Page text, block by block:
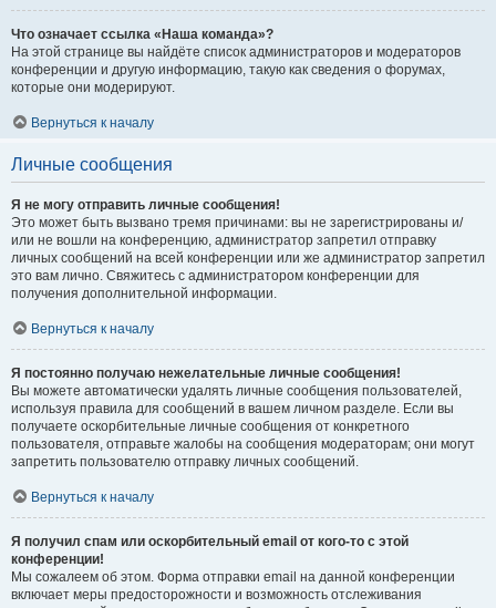
Что означает ссылка «Наша команда»?
На этой странице вы найдёте список администраторов и модераторов
конференции и другую информацию, такую как сведения о форумах,
которые они модерируют.
Вернуться к началу
Личные сообщения
Я не могу отправить личные сообщения!
Это может быть вызвано тремя причинами: вы не зарегистрированы и/
или не вошли на конференцию, администратор запретил отправку
личных сообщений на всей конференции или же администратор запретил
это вам лично. Свяжитесь с администратором конференции для
получения дополнительной информации.
Вернуться к началу
Я постоянно получаю нежелательные личные сообщения!
Вы можете автоматически удалять личные сообщения пользователей,
используя правила для сообщений в вашем личном разделе. Если вы
получаете оскорбительные личные сообщения от конкретного
пользователя, отправьте жалобы на сообщения модераторам; они могут
запретить пользователю отправку личных сообщений.
Вернуться к началу
Я получил спам или оскорбительный email от кого-то с этой
конференции!
Мы сожалеем об этом. Форма отправки email на данной конференции
включает меры предосторожности и возможность отслеживания